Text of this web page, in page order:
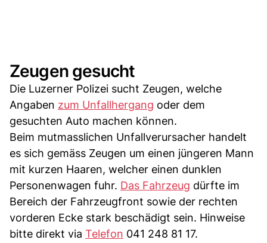
Zeugen gesucht
Die Luzerner Polizei sucht Zeugen, welche
Angaben zum Unfallhergang oder dem
gesuchten Auto machen können.
Beim mutmasslichen Unfallverursacher handelt
es sich gemäss Zeugen um einen jüngeren Mann
mit kurzen Haaren, welcher einen dunklen
Personenwagen fuhr. Das Fahrzeug dürfte im
Bereich der Fahrzeugfront sowie der rechten
vorderen Ecke stark beschädigt sein. Hinweise
bitte direkt via Telefon 041 248 81 17.